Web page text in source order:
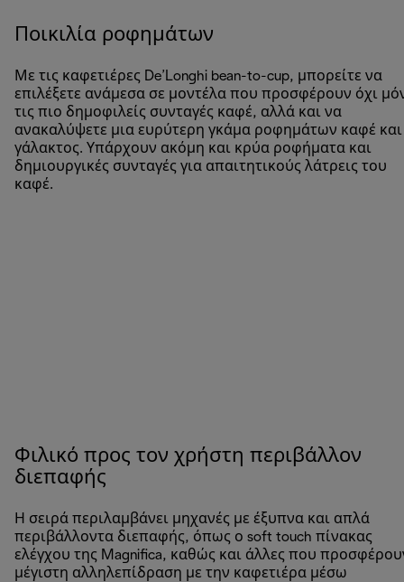
Ποικιλία ροφημάτων
Με τις καφετιέρες De’Longhi bean-to-cup, μπορείτε να
επιλέξετε ανάμεσα σε μοντέλα που προσφέρουν όχι
τις πιο δημοφιλείς συνταγές καφέ, αλλά και να
ανακαλύψετε μια ευρύτερη γκάμα ροφημάτων καφέ και
γάλακτος. Υπάρχουν ακόμη και κρύα ροφήματα και
δημιουργικές συνταγές για απαιτητικούς λάτρεις του
καφέ.
Φιλικό προς τον χρήστη περιβάλλον
διεπαφής
Η σειρά περιλαμβάνει μηχανές με έξυπνα και απλά
περιβάλλοντα διεπαφής, όπως ο soft touch πίνακας
ελέγχου της Magnifica, καθώς και άλλες που
μέγιστη αλληλεπίδραση με την καφετιέρα μέσω